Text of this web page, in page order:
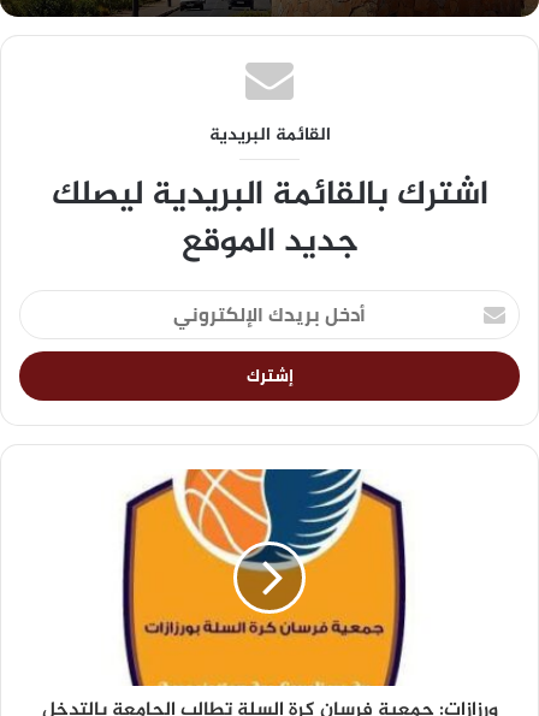
القائمة البريدية
اشترك بالقائمة البريدية ليصلك
جديد الموقع